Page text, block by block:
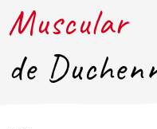
Muscular
de